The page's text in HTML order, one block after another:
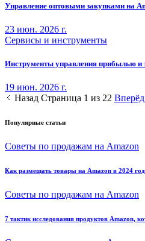
Управление оптовыми закупками на
23 июн. 2026 г.
Сервисы и инструменты
Инструменты управления прибылью и
19 июн. 2026 г.
Назад Страница 1 из 22 Вперёд
Популярные статьи
Советы по продажам на Amazon
Как размещать товары на Amazon в 2024
Советы по продажам на Amazon
7 тактик исследования продуктов Amazon,